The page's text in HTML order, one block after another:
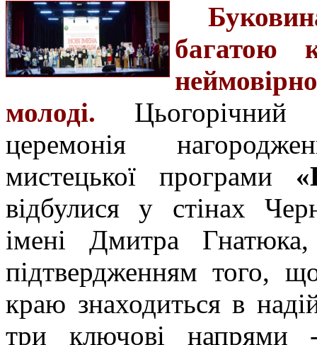
багатою
молоді. Цьогорічний
церемонія
мистецької програми
відбулися у стінах
імені Дмитра
підтвердженням того,
краю знаходиться в
три ключові напрями -